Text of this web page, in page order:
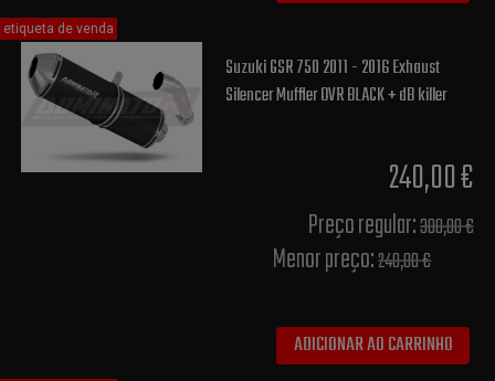
Suzuki GSR 750 2011 - 2016 Exhaust
Silencer Muffler OVR BLACK + dB killer
240,00 €
Preço regular:300,00 €
Menor preço:240,00 €
ADICIONAR AO CARRINHO
etiqueta de venda